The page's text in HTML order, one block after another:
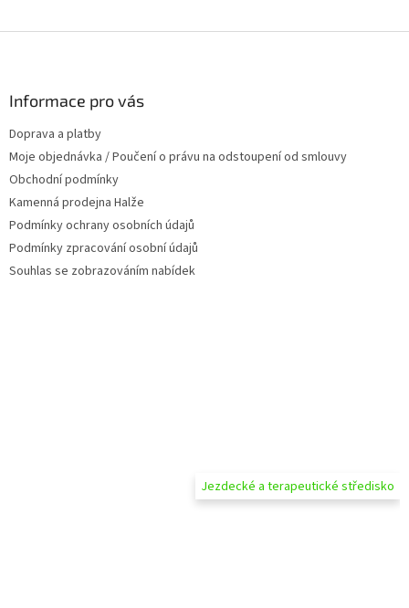
Informace pro vás
Doprava a platby
Moje objednávka / Poučení o právu na odstoupení od smlouvy
Obchodní podmínky
Kamenná prodejna Halže
Podmínky ochrany osobních údajů
Podmínky zpracování osobní údajů
Souhlas se zobrazováním nabídek
Jezdecké a terapeutické středisko